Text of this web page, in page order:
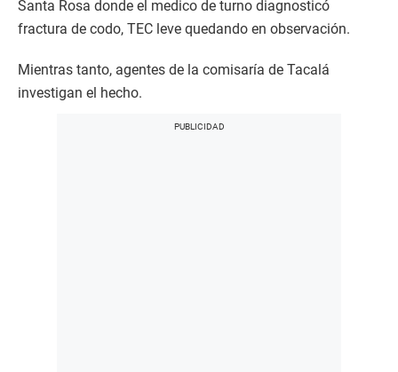
Santa Rosa donde el medico de turno diagnosticó
fractura de codo, TEC leve quedando en observación.
Mientras tanto, agentes de la comisaría de Tacalá
investigan el hecho.